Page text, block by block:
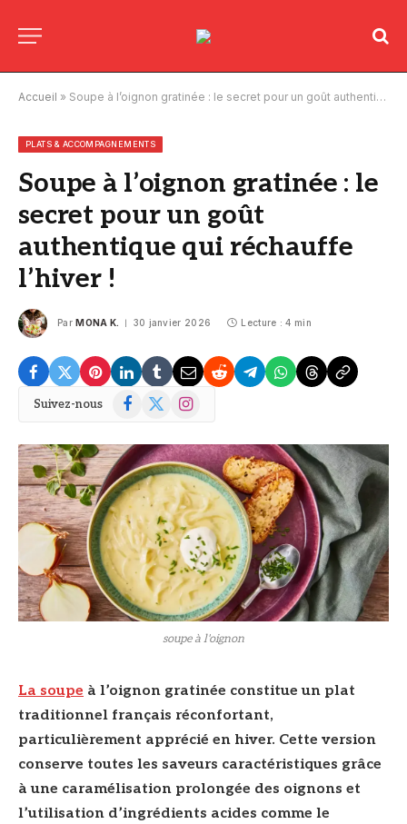
Accueil » Soupe à l’oignon gratinée : le secret pour un goût authentique qui réchauffe l’hiver !
PLATS & ACCOMPAGNEMENTS
Soupe à l’oignon gratinée : le
secret pour un goût
authentique qui réchauffe
l’hiver !
Par MONA K. 30 janvier 2026 Lecture : 4 min
Suivez-nous Facebook
X
Instagram
soupe à l'oignon
La soupe à l’oignon gratinée constitue un plat
traditionnel français réconfortant,
particulièrement apprécié en hiver. Cette version
conserve toutes les saveurs caractéristiques grâce
à une caramélisation prolongée des oignons et
l’utilisation d’ingrédients acides comme le